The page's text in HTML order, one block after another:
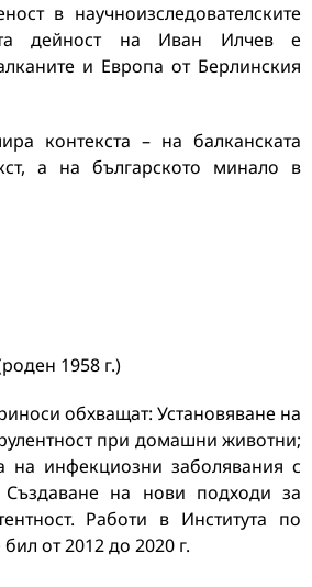
в научноизследователските
дейност на Иван Илчев е
и Европа от Берлинския
контекста – на балканската
а на българското минало в
1958 г.)
обхващат: Установяване на
при домашни животни;
на инфекциозни заболявания с
на нови подходи за
Работи в Института по
от 2012 до 2020 г.